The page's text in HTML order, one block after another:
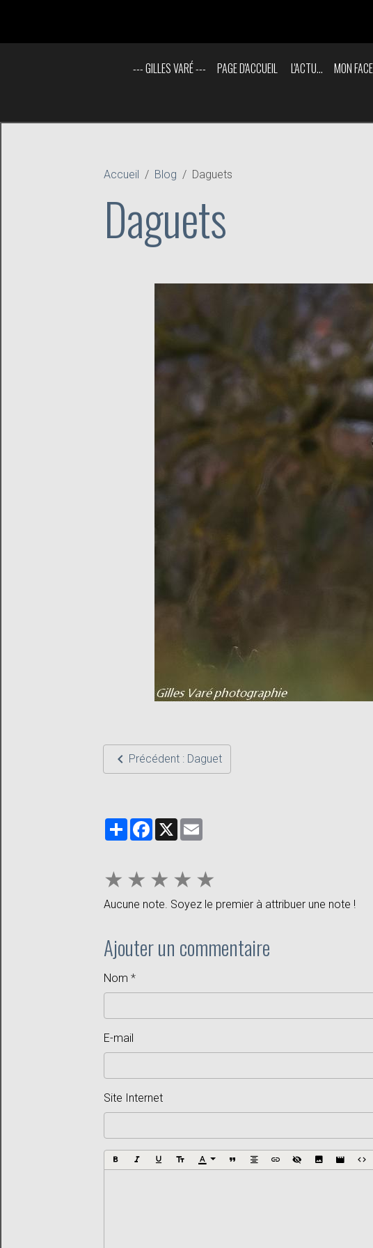
--- GILLES VARÉ --- PAGE D'ACCUEIL L'ACTU... MON
Accueil Blog Daguets
Daguets
Précédent : Daguet
PartagerFacebook
X
★ ★ ★ ★ ★
Aucune note. Soyez le premier à attribuer une note !
Ajouter un commentaire
Nom
E-mail
Site Internet